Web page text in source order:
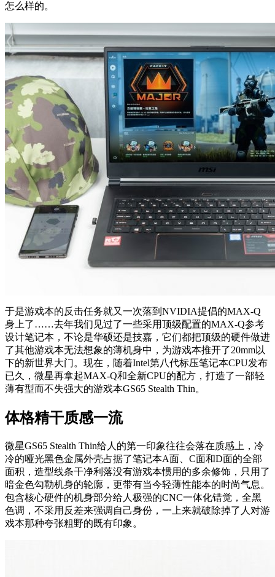
怎么样的。
于是游戏本的反击任务就又一次落到NVIDIA提倡的MAX-Q
身上了……去年我们见过了一些采用顶级配置的MAX-Q参考
设计笔记本，不论是华硕还是技嘉，它们都把顶级的硬件做进
了其他游戏本无法想象的薄机身中，为游戏本推开了20mm以
下的新世界大门。现在，随着Intel第八代标压笔记本CPU发布
已久，微星再拿起MAX-Q和全新CPU的配方，打造了一部轻
薄有型而不失强大的游戏本GS65 Stealth Thin。
体格精干质感一流
微星GS65 Stealth Thin给人的第一印象往往会落在质感上，冷
冷的哑光黑色金属外壳占据了笔记本A面、C面和D面的全部
面积，造型线条干净利落没有游戏本惯用的多余修饰，只用了
暗金色勾勒机身的轮廓，更带有当今轻薄性能本的时尚气息。
包含核心硬件的机身部分给人极强的CNC一体化错觉，全黑
色调，不采用反差来强调自己身份，一上来就破除掉了人对游
戏本那种夸张粗野的既有印象。